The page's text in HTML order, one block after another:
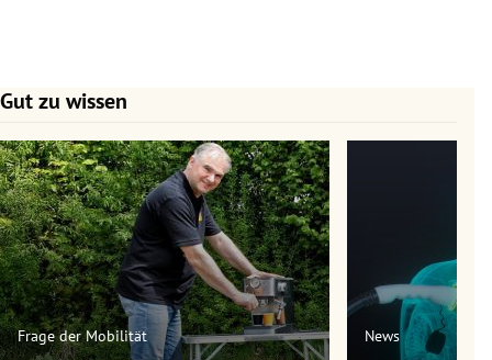
Gut zu wissen
Slide 1 von 7
Frage der Mobilität News